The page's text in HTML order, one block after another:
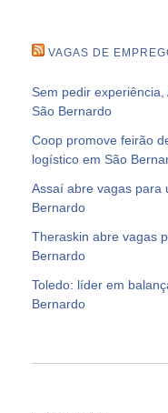
VAGAS DE
Sem pedir
São Bernardo
Coop promove feirão
logístico em São
Assaí abre vagas para
Bernardo
Theraskin abre vagas
Bernardo
Toledo: líder em
Bernardo